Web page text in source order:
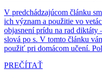
V predchádzajúcom článku
ich význam a použitie vo
objasnení prídu na rad diktáty
slová po s. V tomto článku
použiť pri domácom učení.
PREČÍTAŤ